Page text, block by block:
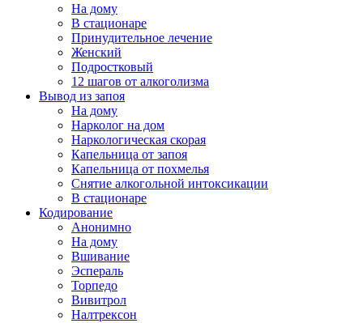
На дому
В стационаре
Принудительное лечение
Женский
Подростковый
12 шагов от алкоголизма
Вывод из запоя
На дому
Нарколог на дом
Наркологическая скорая
Капельница от запоя
Капельница от похмелья
Снятие алкогольной интоксикации
В стационаре
Кодирование
Анонимно
На дому
Вшивание
Эспераль
Торпедо
Вивитрол
Налтрексон